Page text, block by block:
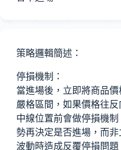
策略邏輯簡述：
停損機制：
當進場後，立即將商品
嚴格區間，如果價格往
中線位置前會做停損機
勢再決定是否進場，而
波動時造成反覆停損問題